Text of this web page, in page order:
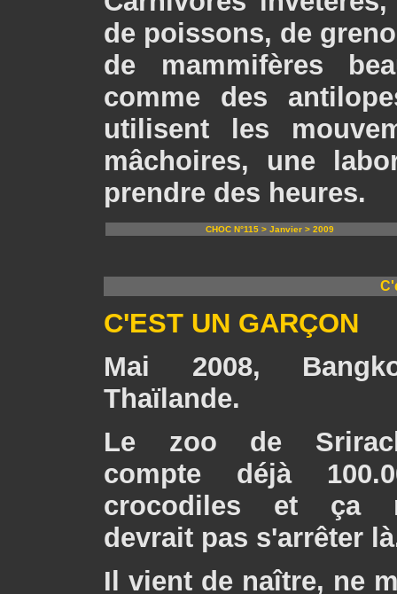
de poissons, de
de mammifères
comme des
utilisent les
mâchoires, une
prendre des heures.
CHOC N°115 > Janvier > 2009
C'EST UN GARÇON
Mai 2008,
Thaïlande.
Le zoo de
compte déjà
crocodiles et ça
devrait pas s'arrêter
Il vient de naître, ne